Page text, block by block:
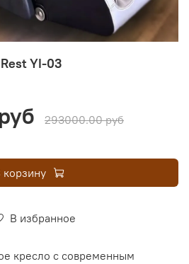
YI-03
В избранное
293000.00 руб
корзину
кресло с современным